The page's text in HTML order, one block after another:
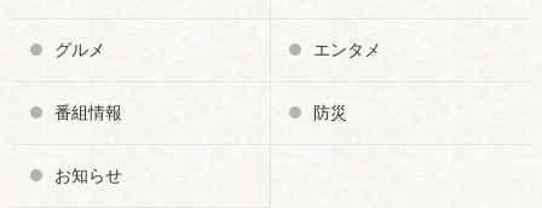
グルメ エンタメ
番組情報 防災
お知らせ